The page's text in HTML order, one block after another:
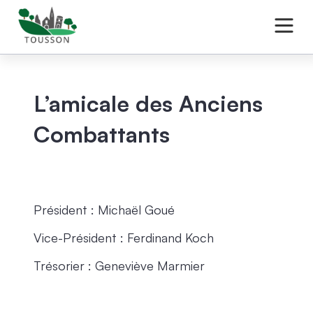
L’amicale des Anciens
Combattants
Président : Michaël Goué
Vice-Président : Ferdinand Koch
Trésorier : Geneviève Marmier